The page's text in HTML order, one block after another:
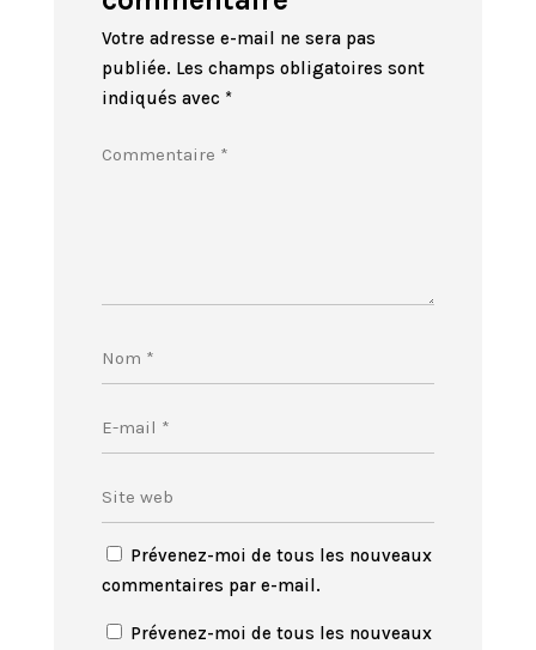
Votre adresse e-mail ne sera pas
publiée. Les champs obligatoires sont
indiqués avec *
Prévenez-moi de tous les nouveaux
commentaires par e-mail.
Prévenez-moi de tous les nouveaux